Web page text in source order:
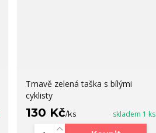
Tmavě zelená taška s bílými
cyklisty
130 Kč/ks skladem 1 ks